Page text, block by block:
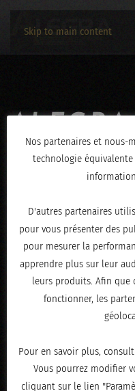
Skip to main content
0951
Nos partenaires et nous-
technologie
D'autres partenaires
pour vous présenter des
pour mesurer la
apprendre plus sur leur
leurs produits. Afin que
fonctionner, les
Pour en savoir plus,
Vous pourrez modifier
cliquant sur le lien